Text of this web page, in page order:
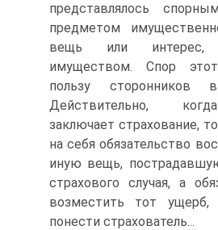
представлялось
предметом
вещь или интерес,
имуществом. Спор
пользу сторонников
Действительно,
заключает страхование,
на себя обязательство
иную вещь,
страхового случая, а
возместить тот
понести страхователь...